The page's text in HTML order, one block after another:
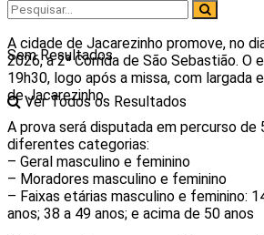
Sem Resultados
Ver Todos os Resultados
A cidade de Jacarezinho promove, no
2026, a 2ª Corrida de São Sebastião. O
19h30, logo após a missa, com largada
de Jacarezinho.
A prova será disputada em percurso de
diferentes categorias:
– Geral masculino e feminino
– Moradores masculino e feminino
– Faixas etárias masculino e feminino:
anos; 38 a 49 anos; e acima de 50 anos